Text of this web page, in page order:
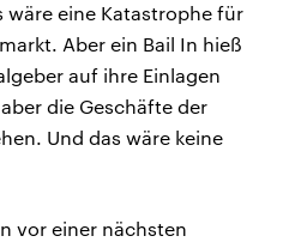
eine Katastrophe für
Aber ein Bail In hieß
auf ihre Einlagen
die Geschäfte der
Und das wäre keine
vor einer nächsten